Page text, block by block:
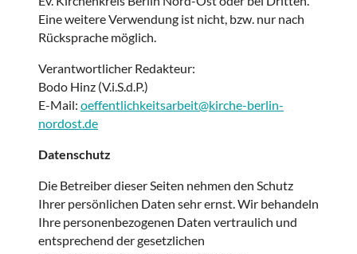
Eine weitere Verwendung ist nicht, bzw. nur nach
Rücksprache möglich.
Verantwortlicher Redakteur:
Bodo Hinz (V.i.S.d.P.)
E-Mail: oeffentlichkeitsarbeit@kirche-berlin-
nordost.de
Datenschutz
Die Betreiber dieser Seiten nehmen den Schutz
Ihrer persönlichen Daten sehr ernst. Wir behandeln
Ihre personenbezogenen Daten vertraulich und
entsprechend der gesetzlichen